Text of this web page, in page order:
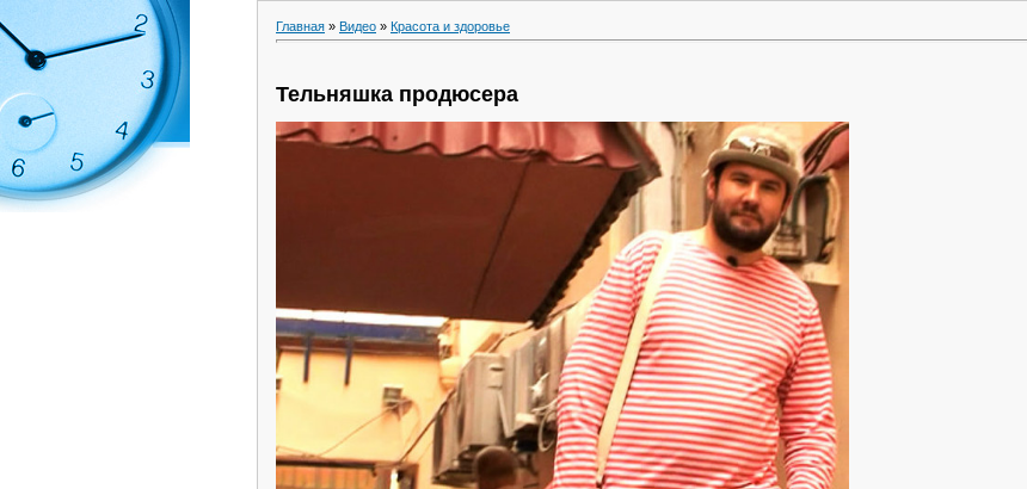
Главная » Видео » Красота и здоровье
Тельняшка продюсера